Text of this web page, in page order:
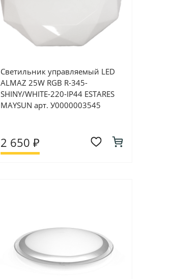
Светильник управляемый LED
ALMAZ 25W RGB R-345-
SHINY/WHITE-220-IP44 ESTARES
MAYSUN арт. У0000003545
2 650 ₽